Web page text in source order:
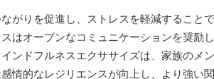
がりを促進し、ストレスを軽減すること
はオープンなコミュニケーションを奨励
ンドフルネスエクササイズは、家族のメ
情的なレジリエンスが向上し、より強い